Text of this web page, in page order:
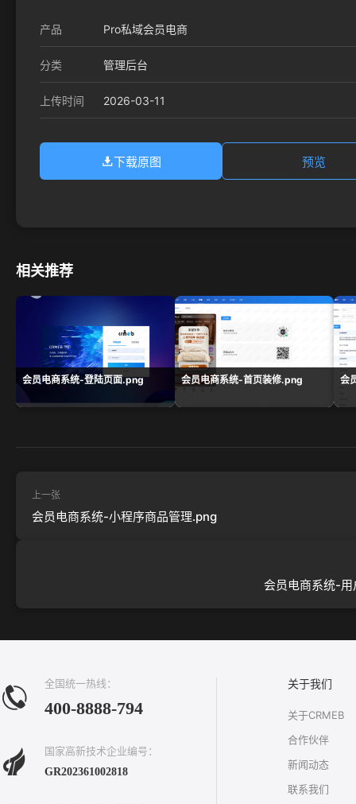
产品 Pro私域会员电商
分类 管理后台
上传时间 2026-03-11
下载原图 预览
相关推荐
会员电商系统-登陆页面.png 会员电商系统-首页装修.png 会
上一张
会员电商系统-小程序商品管理.png
会员电商系统-
全国统一热线：
400-8888-794
国家高新技术企业编号：
GR202361002818
关于我们
关于CRMEB
合作伙伴
新闻动态
联系我们